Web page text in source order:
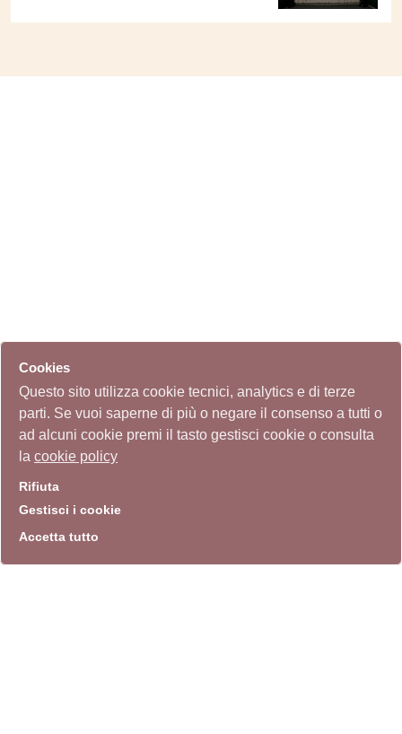
Cookies
Questo sito utilizza cookie tecnici, analytics e di terze
parti. Se vuoi saperne di più o negare il consenso a tutti o
ad alcuni cookie premi il tasto gestisci cookie o consulta
la cookie policy
Rifiuta
Gestisci i cookie
Accetta tutto